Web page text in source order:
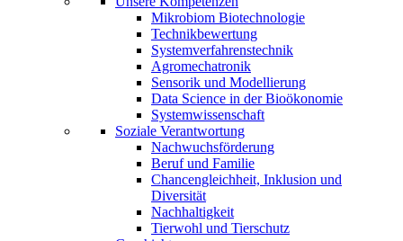
Mikrobiom Biotechnologie
Technikbewertung
Systemverfahrenstechnik
Agromechatronik
Sensorik und Modellierung
Data Science in der Bioökonomie
Systemwissenschaft
Soziale Verantwortung
Nachwuchsförderung
Beruf und Familie
Chancengleichheit, Inklusion und
Diversität
Nachhaltigkeit
Tierwohl und Tierschutz